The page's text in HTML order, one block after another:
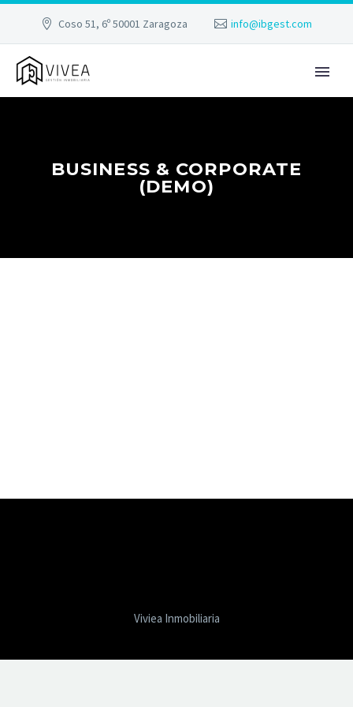
Coso 51, 6º 50001 Zaragoza info@ibgest.com
BUSINESS & CORPORATE
(DEMO)
Viviea Inmobiliaria